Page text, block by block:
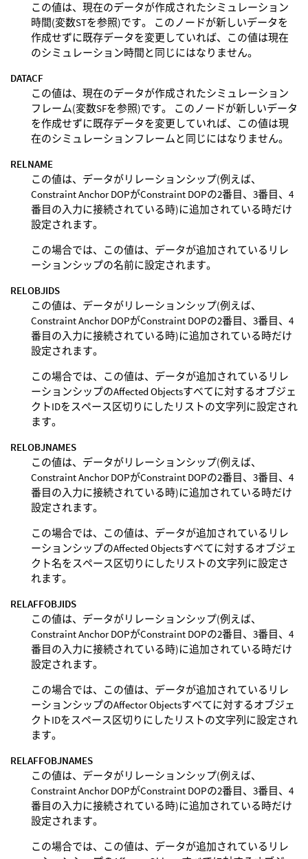
この値は、現在のデータが作成されたシミュレーション
時間(変数STを参照)です。 このノードが新しいデータを
作成せずに既存データを変更していれば、この値は現在
のシミュレーション時間と同じにはなりません。
DATACF
この値は、現在のデータが作成されたシミュレーション
フレーム(変数SFを参照)です。 このノードが新しいデータ
を作成せずに既存データを変更していれば、この値は現
在のシミュレーションフレームと同じにはなりません。
RELNAME
この値は、データがリレーションシップ(例えば、
Constraint Anchor DOPがConstraint DOPの2番目、3番目、4
番目の入力に接続されている時)に追加されている時だけ
設定されます。
この場合では、この値は、データが追加されているリレ
ーションシップの名前に設定されます。
RELOBJIDS
この値は、データがリレーションシップ(例えば、
Constraint Anchor DOPがConstraint DOPの2番目、3番目、4
番目の入力に接続されている時)に追加されている時だけ
設定されます。
この場合では、この値は、データが追加されているリレ
ーションシップのAffected Objectsすべてに対するオブジェ
クトIDをスペース区切りにしたリストの文字列に設定され
ます。
RELOBJNAMES
この値は、データがリレーションシップ(例えば、
Constraint Anchor DOPがConstraint DOPの2番目、3番目、4
番目の入力に接続されている時)に追加されている時だけ
設定されます。
この場合では、この値は、データが追加されているリレ
ーションシップのAffected Objectsすべてに対するオブジェ
クト名をスペース区切りにしたリストの文字列に設定さ
れます。
RELAFFOBJIDS
この値は、データがリレーションシップ(例えば、
Constraint Anchor DOPがConstraint DOPの2番目、3番目、4
番目の入力に接続されている時)に追加されている時だけ
設定されます。
この場合では、この値は、データが追加されているリレ
ーションシップのAffector Objectsすべてに対するオブジェ
クトIDをスペース区切りにしたリストの文字列に設定され
ます。
RELAFFOBJNAMES
この値は、データがリレーションシップ(例えば、
Constraint Anchor DOPがConstraint DOPの2番目、3番目、4
番目の入力に接続されている時)に追加されている時だけ
設定されます。
この場合では、この値は、データが追加されているリレ